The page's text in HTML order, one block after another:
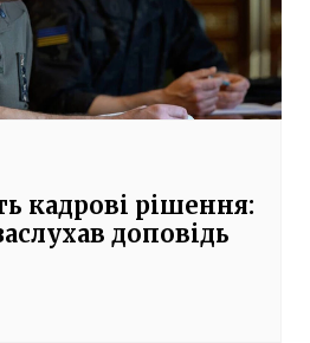
кадрові рішення:
доповідь